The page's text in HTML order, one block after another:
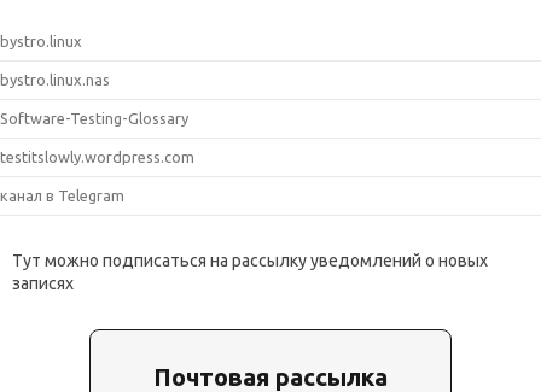
bystro.linux
bystro.linux.nas
Software-Testing-Glossary
testitslowly.wordpress.com
канал в Telegram
Тут можно подписаться на рассылку уведомлений о новых
записях
Почтовая рассылка